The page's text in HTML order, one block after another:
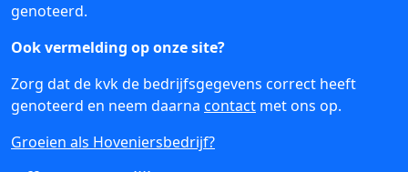
genoteerd.
Ook vermelding op onze site?
Zorg dat de kvk de bedrijfsgegevens correct heeft
genoteerd en neem daarna contact met ons op.
Groeien als Hoveniersbedrijf?